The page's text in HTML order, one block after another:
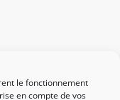
le fonctionnement
en compte de vos